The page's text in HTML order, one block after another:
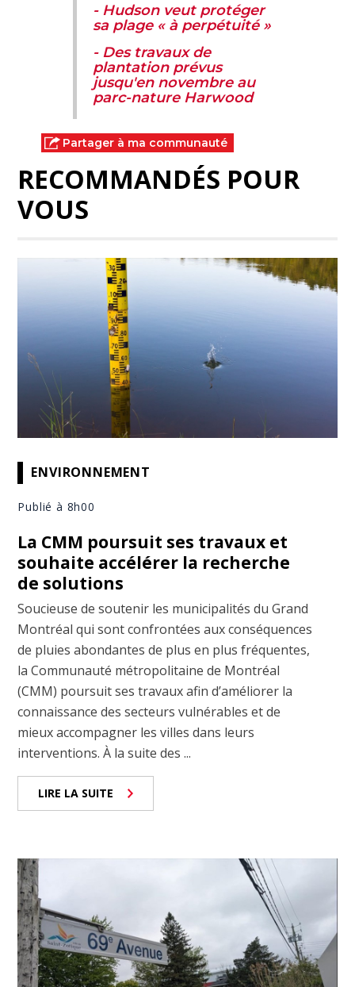
- Hudson veut protéger
sa plage « à perpétuité »
- Des travaux de
plantation prévus
jusqu'en novembre au
parc-nature Harwood
Partager à ma communauté
RECOMMANDÉS POUR
VOUS
ENVIRONNEMENT
Publié à 8h00
La CMM poursuit ses travaux et
souhaite accélérer la recherche
de solutions
Soucieuse de soutenir les municipalités du Grand
Montréal qui sont confrontées aux conséquences
de pluies abondantes de plus en plus fréquentes,
la Communauté métropolitaine de Montréal
(CMM) poursuit ses travaux afin d’améliorer la
connaissance des secteurs vulnérables et de
mieux accompagner les villes dans leurs
interventions. À la suite des ...
LIRE LA SUITE